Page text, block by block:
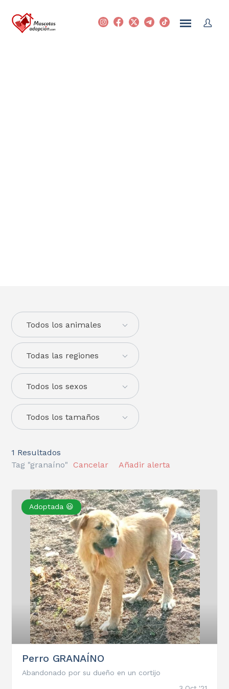
Todas las regiones
Todos los animales
Todos los sexos
Todos los tamaños
1 Resultados
Tag "granaíno"
Cancelar Añadir alerta
Adoptada 😃
Perro GRANAÍNO
Abandonado por su dueño en un cortijo